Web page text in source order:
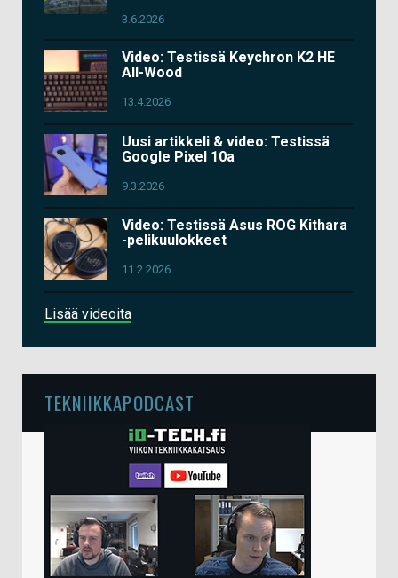
3.6.2026
Video: Testissä Keychron K2 HE
All-Wood
13.4.2026
Uusi artikkeli & video: Testissä
Google Pixel 10a
9.3.2026
Video: Testissä Asus ROG Kithara
-pelikuulokkeet
11.2.2026
Lisää videoita
TEKNIIKKAPODCAST